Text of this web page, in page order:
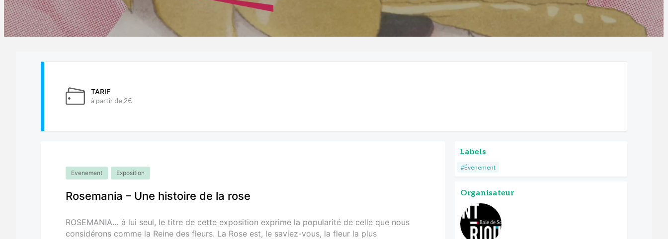
TARIF
à partir de 2€
Evenement Exposition
Rosemania – Une histoire de la rose
ROSEMANIA… à lui seul, le titre de cette exposition exprime la popularité de celle que nous
considérons comme la Reine des fleurs. La Rose est, le saviez-vous, la fleur la plus
Labels
#Événement
Organisateur